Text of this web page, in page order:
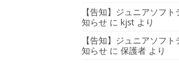
【告知】ジュニアソフ
知らせ に kjst より
【告知】ジュニアソフ
知らせ に 保護者 より